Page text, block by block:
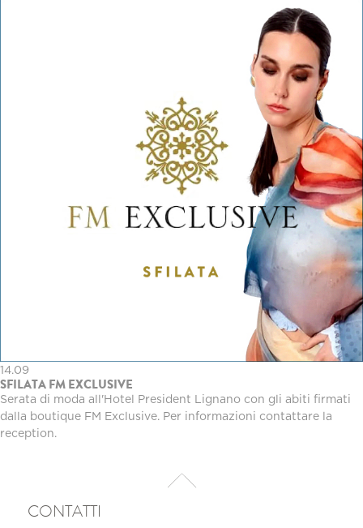
14.09
SFILATA FM EXCLUSIVE
Serata di moda all'Hotel President Lignano con gli abiti firmati
dalla boutique FM Exclusive. Per informazioni contattare la
reception.
CONTATTI